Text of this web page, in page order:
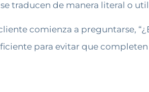
traducen de manera literal o
comienza a preguntarse,
para evitar que